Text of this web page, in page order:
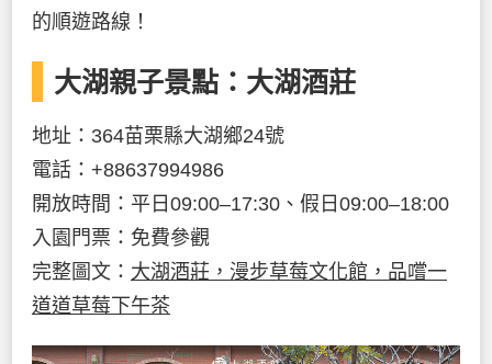
的順遊路線！
大湖親子景點：大湖酒莊
地址：364苗栗縣大湖鄉24號
電話：+88637994986
開放時間：平日09:00–17:30、假日09:00–18:00
入園門票：免費參觀
完整圖文： 大湖酒莊，漫步草莓文化館，品嚐一
道道草莓下午茶